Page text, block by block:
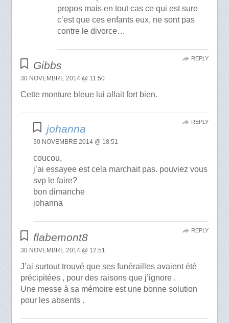
propos mais en tout cas ce qui est sure
c’est que ces enfants eux, ne sont pas
contre le divorce…
Gibbs
30 NOVEMBRE 2014 @ 11:50
Cette monture bleue lui allait fort bien.
REPLY
johanna
30 NOVEMBRE 2014 @ 18:51
coucou,
j’ai essayee est cela marchait pas. pouviez vous
svp le faire?
bon dimanche
johanna
REPLY
flabemont8
30 NOVEMBRE 2014 @ 12:51
J’ai surtout trouvé que ses funérailles avaient été
précipitées , pour des raisons que j’ignore .
Une messe à sa mémoire est une bonne solution
pour les absents .
REPLY